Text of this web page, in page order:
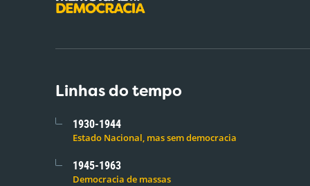
Linhas do tempo
1930-1944
Estado Nacional, mas sem democracia
1945-1963
Democracia de massas